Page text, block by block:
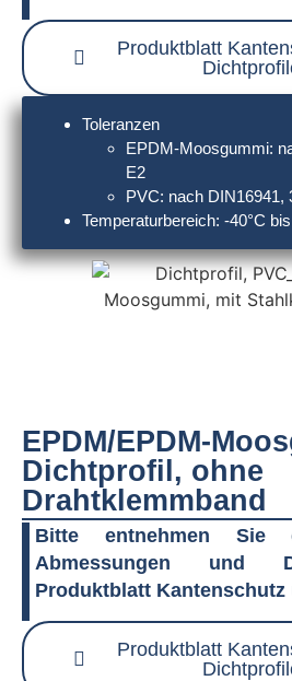
Produktblatt
Toleranzen
EPDM-Moosgummi:
E2
PVC: nach DIN16941,
Temperaturbereich: -40°C
EPDM/EPDM-
Dichtprofil, ohne
Drahtklemmband
Bitte entnehmen Sie
Abmessungen und
Produktblatt
Produktblatt